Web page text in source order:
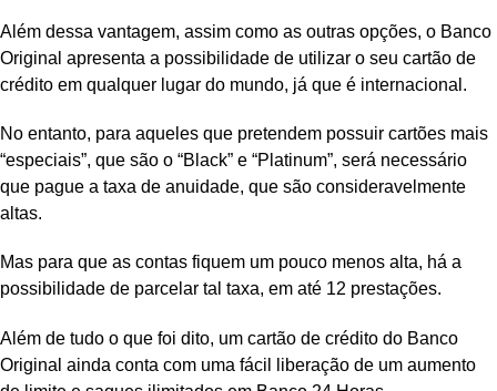
Além dessa vantagem, assim como as outras opções, o Banco
Original apresenta a possibilidade de utilizar o seu cartão de
crédito em qualquer lugar do mundo, já que é internacional.
No entanto, para aqueles que pretendem possuir cartões mais
“especiais”, que são o “Black” e “Platinum”, será necessário
que pague a taxa de anuidade, que são consideravelmente
altas.
Mas para que as contas fiquem um pouco menos alta, há a
possibilidade de parcelar tal taxa, em até 12 prestações.
Além de tudo o que foi dito, um cartão de crédito do Banco
Original ainda conta com uma fácil liberação de um aumento